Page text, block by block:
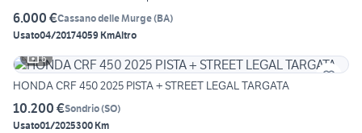
6.000 €Cassano delle Murge(BA)
Usato04/20174059 KmAltro
6
HONDA CRF 450 2025 PISTA + STREET LEGAL TARGATA
10.200 €Sondrio(SO)
Usato01/2025300 Km